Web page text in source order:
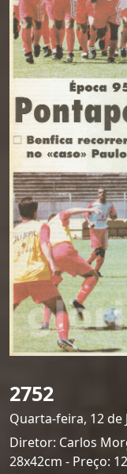
2752
Quarta-feira, 12 de
Diretor: Carlos
28x42cm - Preço: